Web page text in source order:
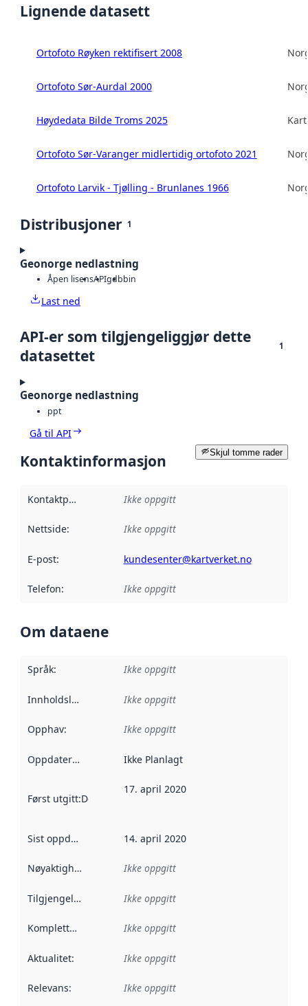
Lignende datasett
Ortofoto Røyken rektifisert 2008
Ortofoto Sør-Aurdal 2000
Høydedata Bilde Troms 2025
Ortofoto Sør-Varanger midlertidig ortofoto 2021
Ortofoto Larvik - Tjølling - Brunlanes 1966
Distribusjoner 1
Geonorge nedlastning
Åpen lisensAPIgdbbin
Last ned
API-er som tilgjengeliggjør dette
datasettet
1
Geonorge nedlastning
ppt
Gå til API
Skjul tomme rader
Kontaktinformasjon
Kontaktpunkt Ikke oppgitt
Nettside: Ikke oppgitt
E-post: kundesenter@kartverket.no
Telefon: Ikke oppgitt
Om dataene
Språk: Ikke oppgitt
Innholdsleverandører :
Ikke oppgitt
Opphav: Ikke oppgitt
Oppdateringsfrekvens :
Ikke Planlagt
Først utgitt:Denne datoen sier når dataene i dette
17. april 2020
Sist oppdatert 14. april 2020
Nøyaktighet Ikke oppgitt
Tilgjengelighet Ikke oppgitt
Kompletthet Ikke oppgitt
Aktualitet: Ikke oppgitt
Relevans: Ikke oppgitt